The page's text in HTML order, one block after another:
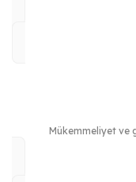
Mükemmeliyet ve